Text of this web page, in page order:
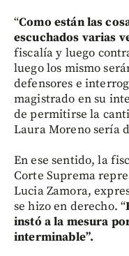
“Como están las
escuchados varias
fiscalía y luego
luego los mismo
defensores e
magistrado en su
de permitirse la
Laura Moreno sería
En ese sentido, la
Corte Suprema
Lucia Zamora,
se hizo en derecho. “
instó a la mesura
interminable”.